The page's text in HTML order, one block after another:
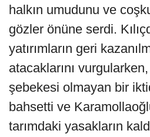
halkın umudunu ve
gözler önüne serdi.
yatırımların geri
atacaklarını
şebekesi olmayan bir
bahsetti ve
tarımdaki yasakların